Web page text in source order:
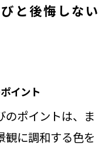
と後悔しない
イント
のポイントは、ま
観に調和する色を